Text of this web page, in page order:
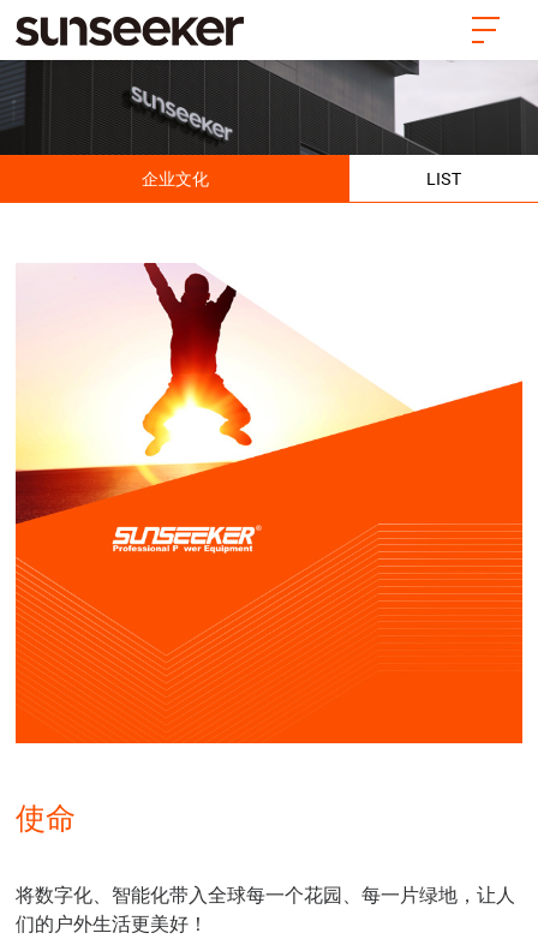
企业文化 LIST
使命
将数字化、智能化带入全球每一个花园、每一片绿地，让人
们的户外生活更美好！